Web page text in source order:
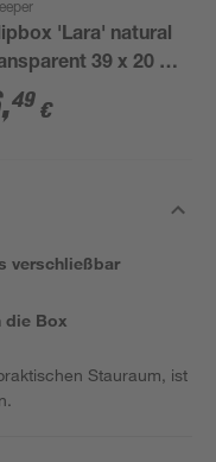
'Lara' natural
39 x 20 x
cm 8,35 l mit
,49 €
verschließbar
die Box
Stauraum, ist